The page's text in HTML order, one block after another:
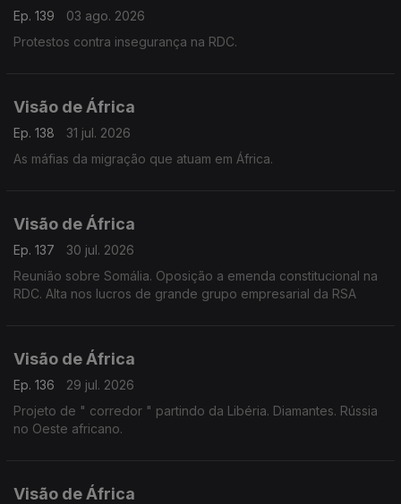
Ep. 139
03 ago. 2026
Protestos contra insegurança na RDC.
Visão de África
Ep. 138
31 jul. 2026
As máfias da migração que atuam em África.
Visão de África
Ep. 137
30 jul. 2026
Reunião sobre Somália. Oposição a emenda constitucional na
RDC. Alta nos lucros de grande grupo empresarial da RSA
Visão de África
Ep. 136
29 jul. 2026
Projeto de " corredor " partindo da Libéria. Diamantes. Rússia
no Oeste africano.
Visão de África